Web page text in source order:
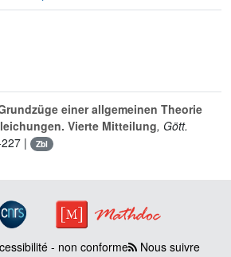
einer allgemeinen Theorie
Vierte Mitteilung, Gött.
| Zbl
- non conforme Nous suivre